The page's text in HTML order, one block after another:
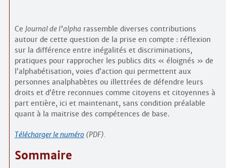
Ce Journal de l’alpha rassemble diverses contributions
autour de cette question de la prise en compte : réflexion
sur la différence entre inégalités et discriminations,
pratiques pour rapprocher les publics dits « éloignés » de
l’alphabétisation, voies d’action qui permettent aux
personnes analphabètes ou illettrées de défendre leurs
droits et d’être reconnues comme citoyens et citoyennes à
part entière, ici et maintenant, sans condition préalable
quant à la maitrise des compétences de base.
Télécharger le numéro (PDF).
Sommaire